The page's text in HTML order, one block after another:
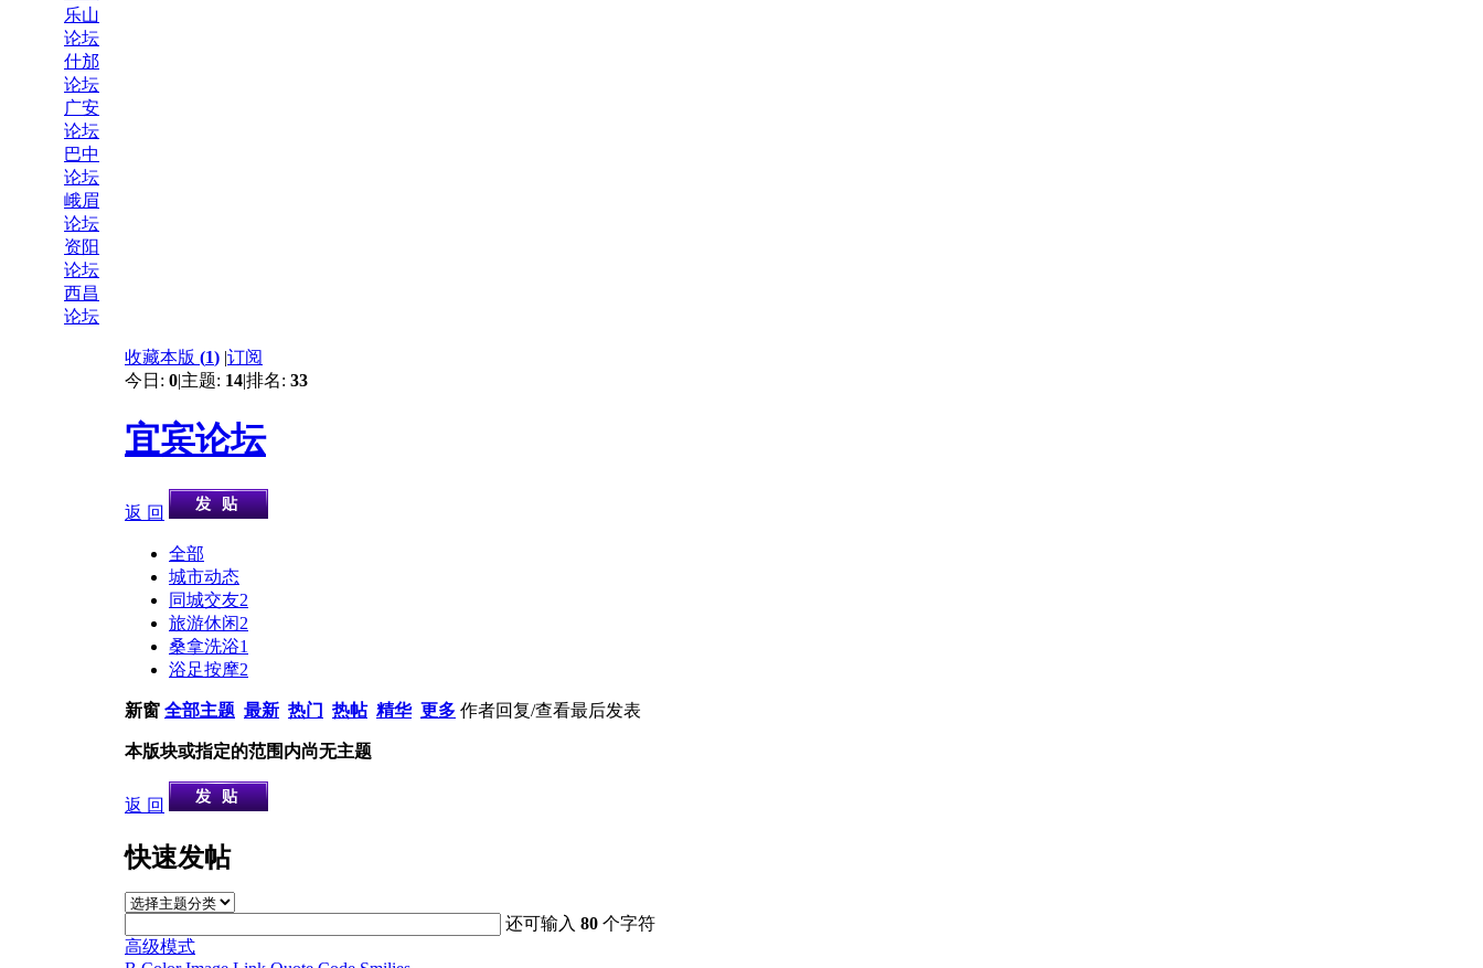
乐山
论坛
什邡
论坛
广安
论坛
巴中
论坛
峨眉
论坛
资阳
论坛
西昌
论坛
收藏本版 (1) |订阅
今日: 0|主题: 14|排名: 33
宜宾论坛
返 回
全部
城市动态
同城交友2
旅游休闲2
桑拿洗浴1
浴足按摩2
新窗 全部主题 最新 热门 热帖 精华 更多 作者回复/查看最后发表
本版块或指定的范围内尚无主题
返 回
快速发帖
还可输入80 个字符
高级模式